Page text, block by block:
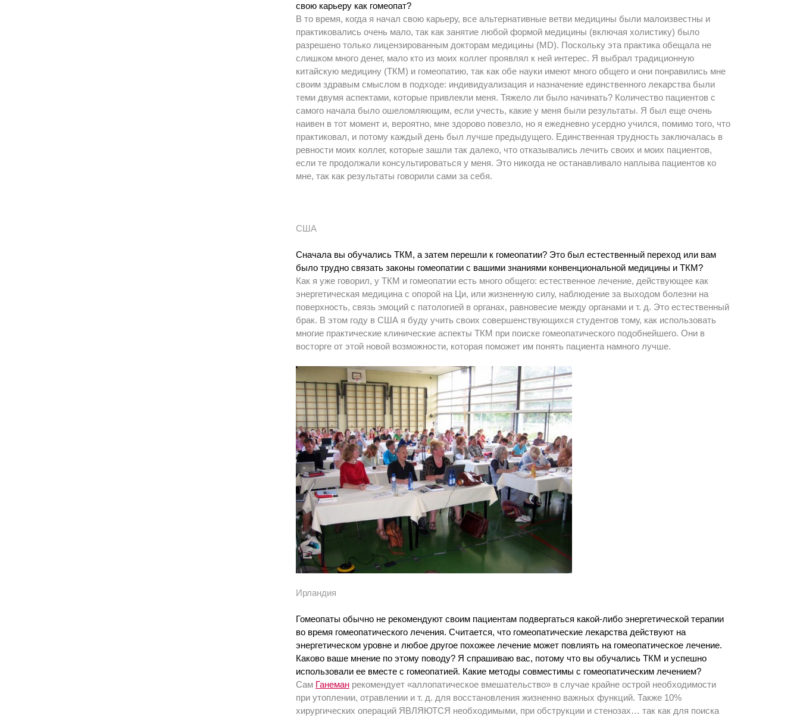
свою карьеру как гомеопат?
В то время, когда я начал свою карьеру, все альтернативные ветви медицины были малоизвестны и
практиковались очень мало, так как занятие любой формой медицины (включая холистику) было
разрешено только лицензированным докторам медицины (MD). Поскольку эта практика обещала не
слишком много денег, мало кто из моих коллег проявлял к ней интерес. Я выбрал традиционную
китайскую медицину (ТКМ) и гомеопатию, так как обе науки имеют много общего и они понравились мне
своим здравым смыслом в подходе: индивидуализация и назначение единственного лекарства были
теми двумя аспектами, которые привлекли меня. Тяжело ли было начинать? Количество пациентов с
самого начала было ошеломляющим, если учесть, какие у меня были результаты. Я был еще очень
наивен в тот момент и, вероятно, мне здорово повезло, но я ежедневно усердно учился, помимо того, что
практиковал, и потому каждый день был лучше предыдущего. Единственная трудность заключалась в
ревности моих коллег, которые зашли так далеко, что отказывались лечить своих и моих пациентов,
если те продолжали консультироваться у меня. Это никогда не останавливало наплыва пациентов ко
мне, так как результаты говорили сами за себя.
США
Сначала вы обучались ТКМ, а затем перешли к гомеопатии? Это был естественный переход или вам
было трудно связать законы гомеопатии с вашими знаниями конвенциональной медицины и ТКМ?
Как я уже говорил, у ТКМ и гомеопатии есть много общего: естественное лечение, действующее как
энергетическая медицина с опорой на Ци, или жизненную силу, наблюдение за выходом болезни на
поверхность, связь эмоций с патологией в органах, равновесие между органами и т. д. Это естественный
брак. В этом году в США я буду учить своих совершенствующихся студентов тому, как использовать
многие практические клинические аспекты ТКМ при поиске гомеопатического подобнейшего. Они в
восторге от этой новой возможности, которая поможет им понять пациента намного лучше.
Ирландия
Гомеопаты обычно не рекомендуют своим пациентам подвергаться какой-либо энергетической терапии
во время гомеопатического лечения. Считается, что гомеопатические лекарства действуют на
энергетическом уровне и любое другое похожее лечение может повлиять на гомеопатическое лечение.
Каково ваше мнение по этому поводу? Я спрашиваю вас, потому что вы обучались ТКМ и успешно
использовали ее вместе с гомеопатией. Какие методы совместимы с гомеопатическим лечением?
Сам Ганеман рекомендует «аллопатическое вмешательство» в случае крайне острой необходимости
при утоплении, отравлении и т. д. для восстановления жизненно важных функций. Также 10%
хирургических операций ЯВЛЯЮТСЯ необходимыми, при обструкции и стенозах… так как для поиска